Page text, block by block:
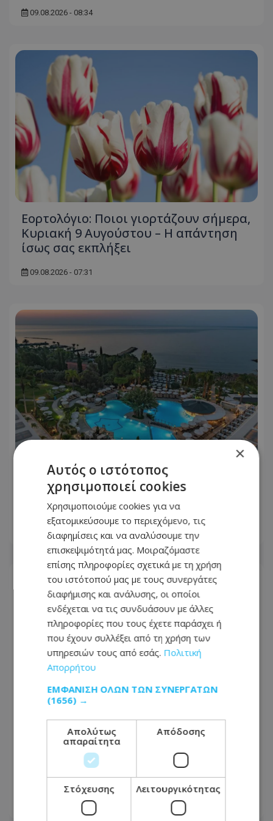
09.08.2026 - 08:34
Εορτολόγιο: Ποιοι γιορτάζουν σήμερα,
Κυριακή 9 Αυγούστου – Η απάντηση
ίσως σας εκπλήξει
09.08.2026 - 07:31
Καλοκαιρινές δουλειές στην Κύπρο: Οι
θέσεις με τους καλύτερους μισθούς -
Πώς να αυξήσεις τις απολαβές σου
09.08.2026 - 07:21
«Καμίνι» και σήμερα η Κύπρος: Νέα
κίτρινη προειδοποίηση – Πότε τίθεται
σε ισχύ – Πότε έρχονται βροχές –
Δείτε αναλυτικά το «μενού»
09.08.2026 - 07:15
×
Αυτός ο ιστότοπος
χρησιμοποιεί cookies
Χρησιμοποιούμε cookies για να
εξατομικεύσουμε το περιεχόμενο, τις
διαφημίσεις και να αναλύσουμε την
επισκεψιμότητά μας. Μοιραζόμαστε
επίσης πληροφορίες σχετικά με τη χρήση
του ιστότοπού μας με τους συνεργάτες
διαφήμισης και ανάλυσης, οι οποίοι
ενδέχεται να τις συνδυάσουν με άλλες
πληροφορίες που τους έχετε παράσχει ή
που έχουν συλλέξει από τη χρήση των
υπηρεσιών τους από εσάς. Πολιτική
Απορρήτου
ΕΜΦΆΝΙΣΗ ΌΛΩΝ ΤΩΝ ΣΥΝΕΡΓΑΤΏΝ
(1656) →
Απολύτως
απαραίτητα
Απόδοσης
Στόχευσης Λειτουργικότητας